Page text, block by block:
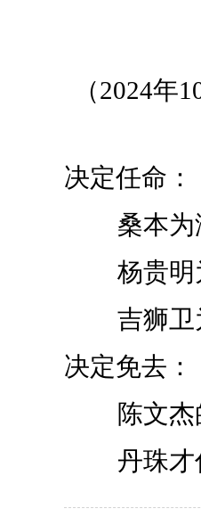
（2024年
决定任命：
桑本为海
杨贵明为
吉狮卫为
决定免去：
陈文杰的
丹珠才仁